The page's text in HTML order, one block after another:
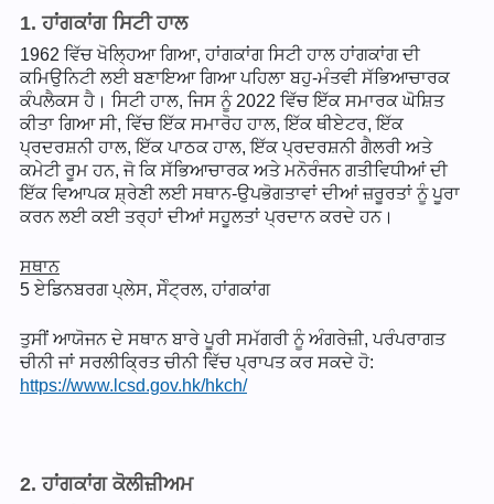
1. ਹਾਂਗਕਾਂਗ ਸਿਟੀ ਹਾਲ
1962 ਵਿੱਚ ਖੋਲ੍ਹਿਆ ਗਿਆ, ਹਾਂਗਕਾਂਗ ਸਿਟੀ ਹਾਲ ਹਾਂਗਕਾਂਗ ਦੀ
ਕਮਿਉਨਿਟੀ ਲਈ ਬਣਾਇਆ ਗਿਆ ਪਹਿਲਾ ਬਹੁ-ਮੰਤਵੀ ਸੱਭਿਆਚਾਰਕ
ਕੰਪਲੈਕਸ ਹੈ। ਸਿਟੀ ਹਾਲ, ਜਿਸ ਨੂੰ 2022 ਵਿੱਚ ਇੱਕ ਸਮਾਰਕ ਘੋਸ਼ਿਤ
ਕੀਤਾ ਗਿਆ ਸੀ, ਵਿੱਚ ਇੱਕ ਸਮਾਰੋਹ ਹਾਲ, ਇੱਕ ਥੀਏਟਰ, ਇੱਕ
ਪ੍ਰਦਰਸ਼ਨੀ ਹਾਲ, ਇੱਕ ਪਾਠਕ ਹਾਲ, ਇੱਕ ਪ੍ਰਦਰਸ਼ਨੀ ਗੈਲਰੀ ਅਤੇ
ਕਮੇਟੀ ਰੂਮ ਹਨ, ਜੋ ਕਿ ਸੱਭਿਆਚਾਰਕ ਅਤੇ ਮਨੋਰੰਜਨ ਗਤੀਵਿਧੀਆਂ ਦੀ
ਇੱਕ ਵਿਆਪਕ ਸ਼੍ਰੇਣੀ ਲਈ ਸਥਾਨ-ਉਪਭੋਗਤਾਵਾਂ ਦੀਆਂ ਜ਼ਰੂਰਤਾਂ ਨੂੰ ਪੂਰਾ
ਕਰਨ ਲਈ ਕਈ ਤਰ੍ਹਾਂ ਦੀਆਂ ਸਹੂਲਤਾਂ ਪ੍ਰਦਾਨ ਕਰਦੇ ਹਨ।
ਸਥਾਨ
5 ਏਡਿਨਬਰਗ ਪ੍ਲੇਸ, ਸੇੰਟ੍ਰਲ, ਹਾਂਗਕਾਂਗ
ਤੁਸੀਂ ਆਯੋਜਨ ਦੇ ਸਥਾਨ ਬਾਰੇ ਪੂਰੀ ਸਮੱਗਰੀ ਨੂੰ ਅੰਗਰੇਜ਼ੀ, ਪਰੰਪਰਾਗਤ
ਚੀਨੀ ਜਾਂ ਸਰਲੀਕ੍ਰਿਤ ਚੀਨੀ ਵਿੱਚ ਪ੍ਰਾਪਤ ਕਰ ਸਕਦੇ ਹੋ:
https://www.lcsd.gov.hk/hkch/
2. ਹਾਂਗਕਾਂਗ ਕੋਲੀਜ਼ੀਅਮ